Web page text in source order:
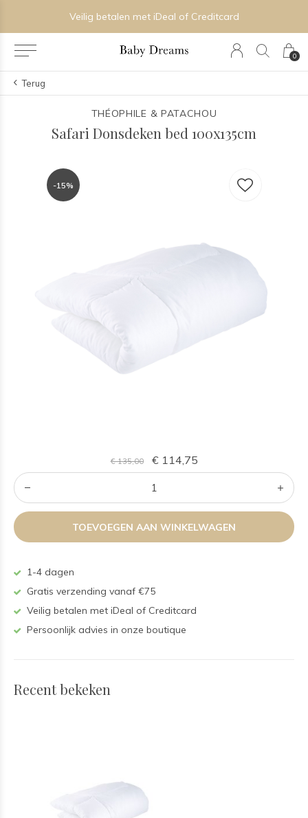
0
Veilig betalen met iDeal of Creditcard
Terug
THÉOPHILE & PATACHOU
Safari Donsdeken bed 100x135cm
-15%
€ 135,00 € 114,75
TOEVOEGEN AAN WINKELWAGEN
1-4 dagen
Gratis verzending vanaf €75
Veilig betalen met iDeal of Creditcard
Persoonlijk advies in onze boutique
Recent bekeken